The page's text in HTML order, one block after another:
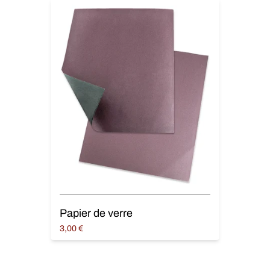
Papier de verre
3,00 €
Choix des options